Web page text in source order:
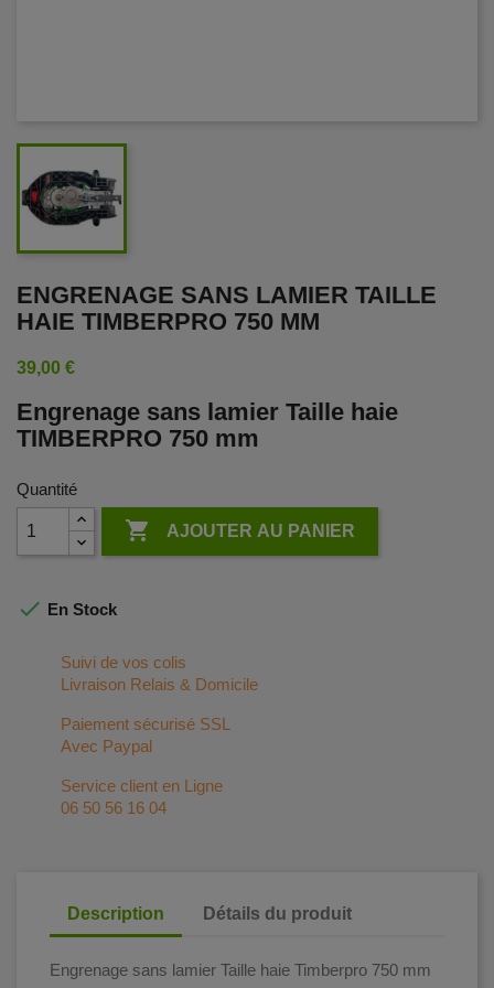
ENGRENAGE SANS LAMIER TAILLE
HAIE TIMBERPRO 750 MM
39,00 €
Engrenage sans lamier Taille haie
TIMBERPRO 750 mm
Quantité
 AJOUTER AU PANIER
 En Stock
Suivi de vos colis
Livraison Relais & Domicile
Paiement sécurisé SSL
Avec Paypal
Service client en Ligne
06 50 56 16 04
Description Détails du produit
Engrenage sans lamier Taille haie Timberpro 750 mm